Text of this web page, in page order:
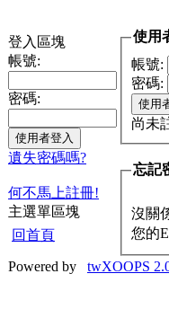
登入區塊
帳號:
密碼:
遺失密碼嗎?
何不馬上註冊!
主選單區塊
回首頁
使用
帳號:
密碼:
尚未
忘記
沒關
您的
Powered by twXOOPS